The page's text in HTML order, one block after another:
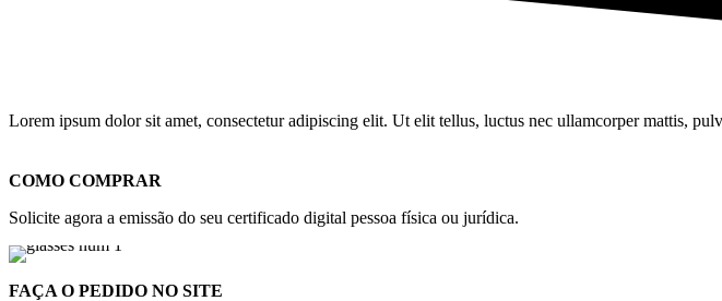
Lorem ipsum dolor sit amet, consectetur adipiscing elit. Ut elit tellus, luctus nec ullamcorper mattis,
COMO COMPRAR
Solicite agora a emissão do seu certificado digital pessoa física ou jurídica.
FAÇA O PEDIDO NO SITE